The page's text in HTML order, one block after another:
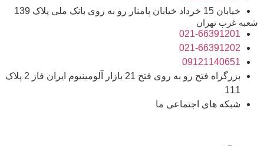
خیابان 15 خرداد خیابان پامنار رو به روی بانک ملی پلاک 139
شعبه غرب تهران
021-66391201
021-66391202
09121140651
بزرگراه فتح رو به روی فتح 21 بازار آلومینیوم ایران فاز 2 پلاک
111
شبکه های اجتماعی ما